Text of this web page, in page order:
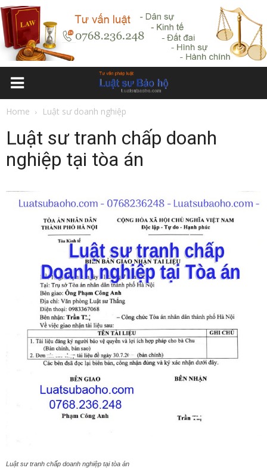
Home Luật sư doanh nghiệp
Luật sư tranh chấp doanh
nghiệp tại tòa án
Luật sư tranh chấp doanh nghiệp tại tòa án